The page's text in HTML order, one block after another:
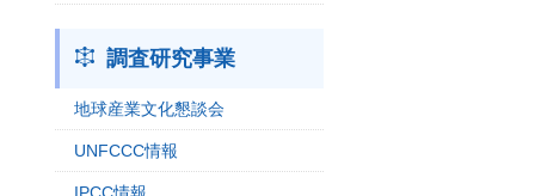
調査研究事業
地球産業文化懇談会
UNFCCC情報